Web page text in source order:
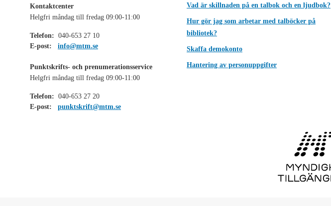
Kontaktcenter
Helgfri måndag till fredag 09:00-11:00
Telefon: 040-653 27 10
E-post:
info@mtm.se
Punktskrifts- och prenumerationsservice
Helgfri måndag till fredag 09:00-11:00
Telefon: 040-653 27 20
E-post:
punktskrift@mtm.se
Vad är skillnaden på en talbok och en ljudbok?
Hur gör jag som arbetar med talböcker på
bibliotek?
Skaffa demokonto
Hantering av personuppgifter